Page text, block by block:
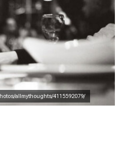
allmythoughts/4115592079/